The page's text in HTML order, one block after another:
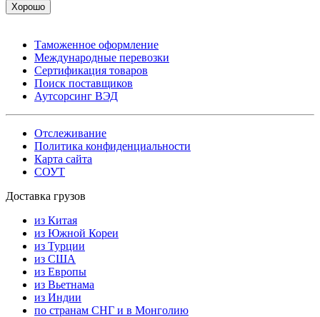
Хорошо
Таможенное оформление
Международные перевозки
Сертификация товаров
Поиск поставщиков
Аутсорсинг ВЭД
Отслеживание
Политика конфиденциальности
Карта сайта
СОУТ
Доставка грузов
из Китая
из Южной Кореи
из Турции
из США
из Европы
из Вьетнама
из Индии
по странам СНГ и в Монголию